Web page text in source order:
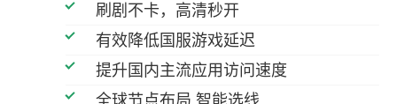
刷剧不卡，高清秒开
有效降低国服游戏延迟
提升国内主流应用访问速度
全球节点布局 智能选线